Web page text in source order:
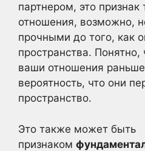
партнером, это признак
отношения, возможно,
прочными до того, как
пространства.
ваши отношения
вероятность, что они
пространство.
Это также может быть
признаком